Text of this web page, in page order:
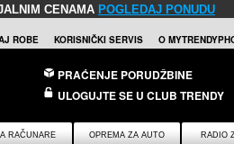
CENAMA POGLEDAJ PONUDU
ROBE KORISNIČKI SERVIS O
PRAĆENJE PORUDŽBINE
ULOGUJTE SE U CLUB TRENDY
RAČUNARE OPREMA ZA AUTO RADIO